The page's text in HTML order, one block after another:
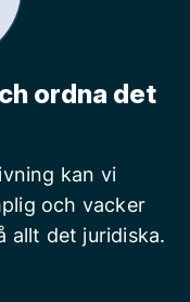
ordna det
kan vi
och vacker
allt det juridiska.